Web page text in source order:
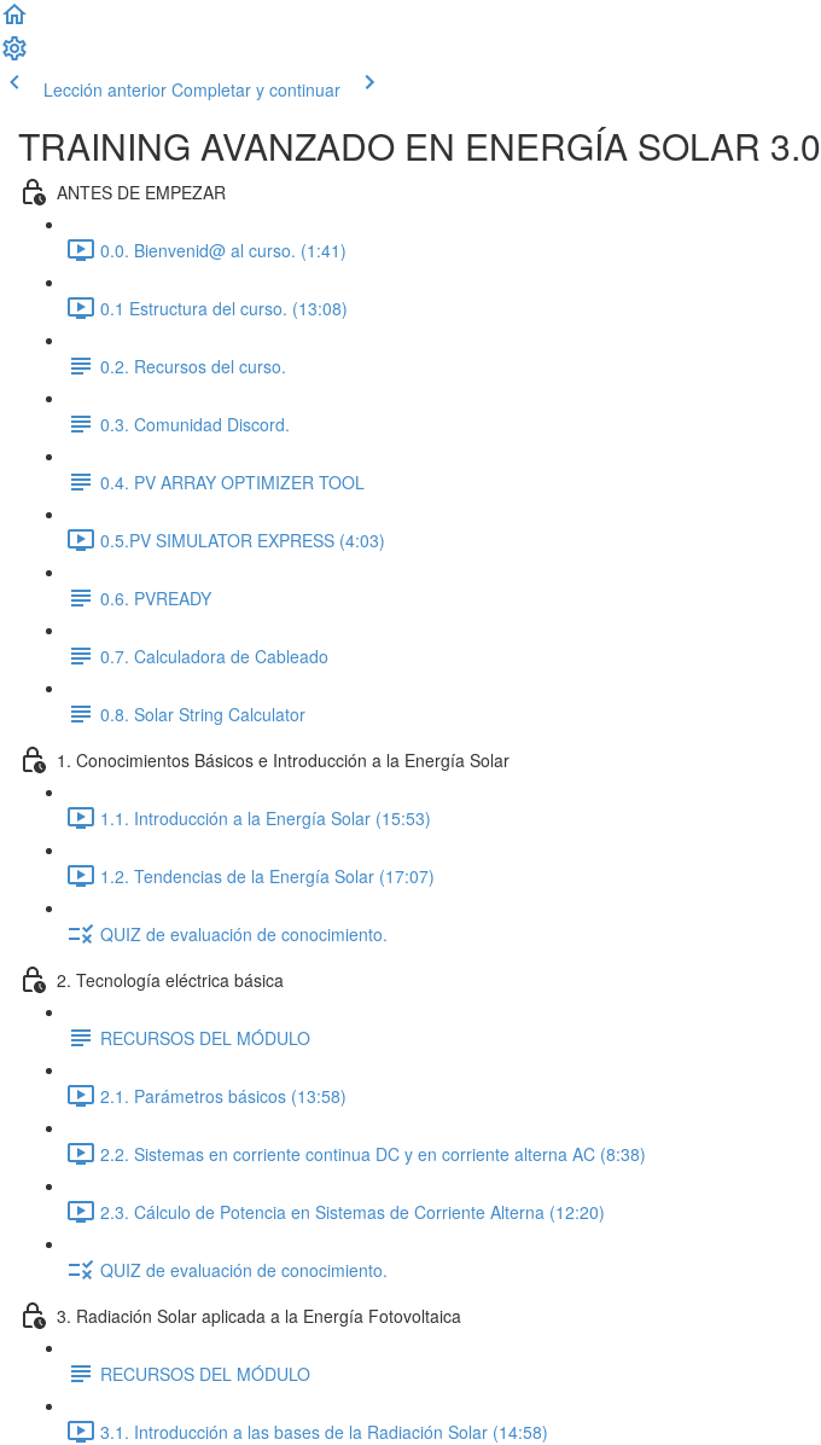
Lección anterior Completar y continuar
TRAINING AVANZADO EN ENERGÍA SOLAR 3.0
ANTES DE EMPEZAR
0.0. Bienvenid@ al curso. (1:41)
0.1 Estructura del curso. (13:08)
0.2. Recursos del curso.
0.3. Comunidad Discord.
0.4. PV ARRAY OPTIMIZER TOOL
0.5.PV SIMULATOR EXPRESS (4:03)
0.6. PVREADY
0.7. Calculadora de Cableado
0.8. Solar String Calculator
1. Conocimientos Básicos e Introducción a la Energía Solar
1.1. Introducción a la Energía Solar (15:53)
1.2. Tendencias de la Energía Solar (17:07)
QUIZ de evaluación de conocimiento.
2. Tecnología eléctrica básica
RECURSOS DEL MÓDULO
2.1. Parámetros básicos (13:58)
2.2. Sistemas en corriente continua DC y en corriente alterna AC (8:38)
2.3. Cálculo de Potencia en Sistemas de Corriente Alterna (12:20)
QUIZ de evaluación de conocimiento.
3. Radiación Solar aplicada a la Energía Fotovoltaica
RECURSOS DEL MÓDULO
3.1. Introducción a las bases de la Radiación Solar (14:58)